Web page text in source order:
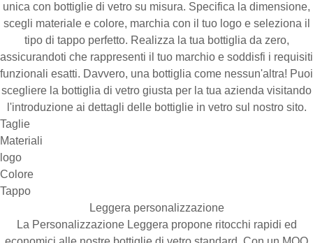
unica con bottiglie di vetro su misura. Specifica la dimensione,
scegli materiale e colore, marchia con il tuo logo e seleziona il
tipo di tappo perfetto. Realizza la tua bottiglia da zero,
assicurandoti che rappresenti il tuo marchio e soddisfi i requisiti
funzionali esatti. Davvero, una bottiglia come nessun'altra! Puoi
scegliere la bottiglia di vetro giusta per la tua azienda visitando
l'introduzione ai dettagli delle bottiglie in vetro sul nostro sito.
Taglie
Materiali
logo
Colore
Tappo
Leggera personalizzazione
La Personalizzazione Leggera propone ritocchi rapidi ed